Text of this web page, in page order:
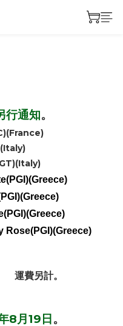
行通知。
Rose(PGI)(Greece)
運費另計。
8月19日 。